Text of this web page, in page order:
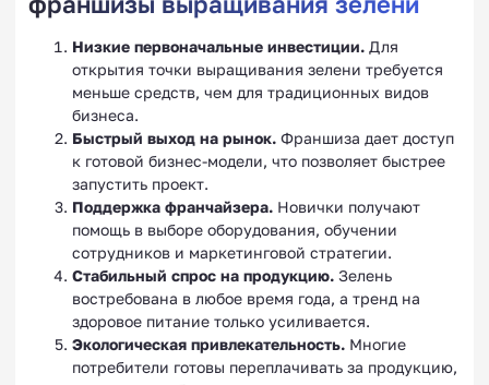
Низкие первоначальные инвестиции. Для
открытия точки выращивания зелени требуется
меньше средств, чем для традиционных видов
бизнеса.
Быстрый выход на рынок. Франшиза дает доступ
к готовой бизнес-модели, что позволяет быстрее
запустить проект.
Поддержка франчайзера. Новички получают
помощь в выборе оборудования, обучении
сотрудников и маркетинговой стратегии.
Стабильный спрос на продукцию. Зелень
востребована в любое время года, а тренд на
здоровое питание только усиливается.
Экологическая привлекательность. Многие
потребители готовы переплачивать за продукцию,